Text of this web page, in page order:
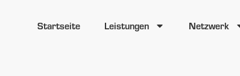
Startseite Leistungen Netzwerk